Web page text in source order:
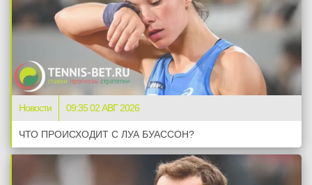
Новости 09:35 02 АВГ 2026
ЧТО ПРОИСХОДИТ С ЛУА БУАССОН?